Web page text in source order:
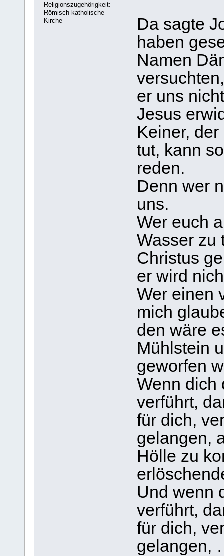
Religionszugehörigkeit:
Römisch-katholische
Kirche
Da sagte
haben
Namen
er uns
Jesus
Keiner,
tut, kann
reden.
Denn wer
uns.
Wer euch
Wasser zu
Christus
er wird
Wer einen
mich
den wäre
Mühlstein
geworfen
Wenn dich
verführt,
für dich,
gelangen,
Hölle zu
Und wenn
verführt,
für dich,
gelangen,